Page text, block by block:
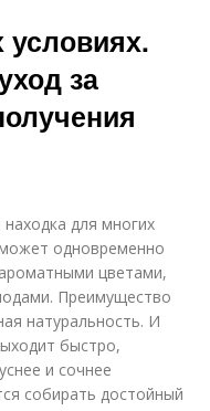
за
для многих
одновременно
цветами,
Преимущество
натуральность. И
быстро,
и сочнее
собирать достойный